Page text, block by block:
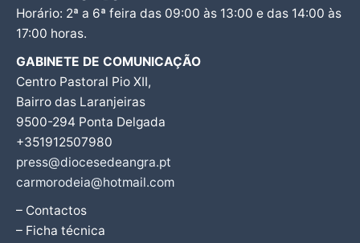
Horário: 2ª a 6ª feira das 09:00 às 13:00 e das 14:00 às
17:00 horas.
GABINETE DE COMUNICAÇÃO
Centro Pastoral Pio XII,
Bairro das Laranjeiras
9500-294 Ponta Delgada
+351912507980
press@diocesedeangra.pt
carmorodeia@hotmail.com
– Contactos
– Ficha técnica